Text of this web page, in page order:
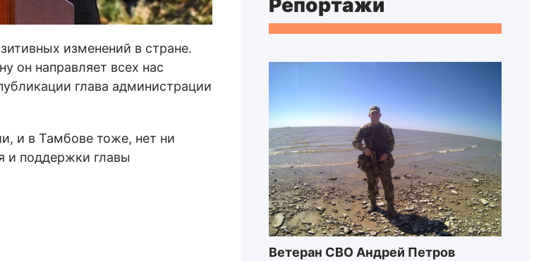
изменений в стране.
он направляет всех нас
глава администрации
и в Тамбове тоже, нет ни
и поддержки главы
Репортажи
Ветеран СВО Андрей Петров